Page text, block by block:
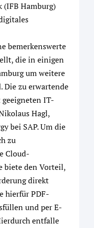
Hamburg)
bemerkenswerte
die in einigen
um weitere
Die zu erwartende
IT-
Hagl,
bei SAP. Um die
zu
Cloud-
biete den Vorteil,
direkt
hierfür PDF-
und per E-
entfalle